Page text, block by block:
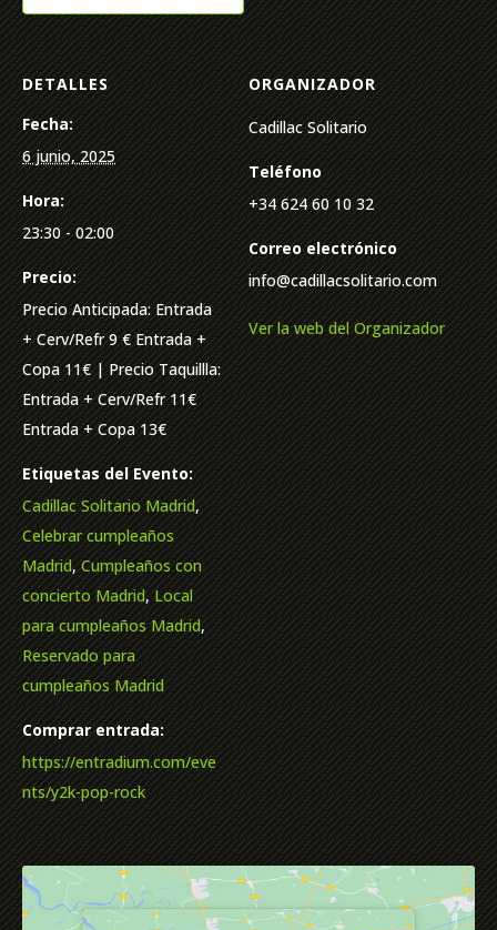
DETALLES
Fecha:
6 junio, 2025
Hora:
23:30 - 02:00
Precio:
Precio Anticipada: Entrada
+ Cerv/Refr 9 € Entrada +
Copa 11€ | Precio Taquillla:
Entrada + Cerv/Refr 11€
Entrada + Copa 13€
Etiquetas del Evento:
Cadillac Solitario Madrid,
Celebrar cumpleaños
Madrid,Cumpleaños con
concierto Madrid,Local
para cumpleaños Madrid,
Reservado para
cumpleaños Madrid
Comprar entrada:
https://entradium.com/eve
nts/y2k-pop-rock
ORGANIZADOR
Cadillac Solitario
Teléfono
+34 624 60 10 32
Correo electrónico
info@cadillacsolitario.com
Ver la web del Organizador